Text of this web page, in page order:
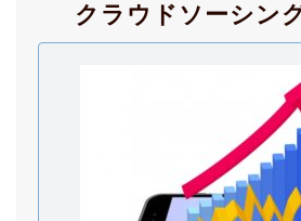
クラウドソーシン